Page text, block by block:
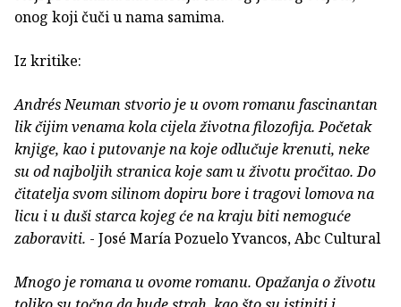
onog koji čuči u nama samima.
Iz kritike:
Andrés Neuman stvorio je u ovom romanu fascinantan
lik čijim venama kola cijela životna filozofija. Početak
knjige, kao i putovanje na koje odlučuje krenuti, neke
su od najboljih stranica koje sam u životu pročitao. Do
čitatelja svom silinom dopiru bore i tragovi lomova na
licu i u duši starca kojeg će na kraju biti nemoguće
zaboraviti. - José María Pozuelo Yvancos, Abc Cultural
Mnogo je romana u ovome romanu. Opažanja o životu